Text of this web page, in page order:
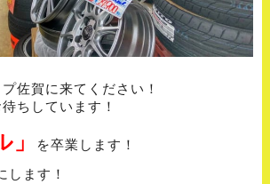
佐賀に来てください！
ちしています！
」
を卒業します！
します！